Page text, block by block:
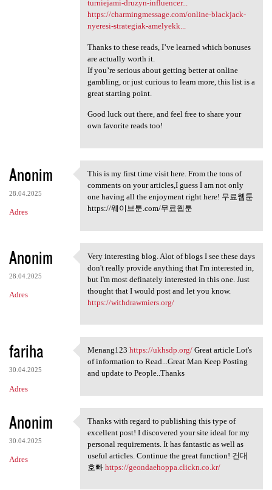
turniejami-druzyn-influencer...
https://charmingmessage.com/online-blackjack-
nyeresi-strategiak-amelyekk...
Thanks to these reads, I’ve learned which bonuses
are actually worth it.
If you’re serious about getting better at online
gambling, or just curious to learn more, this list is a
great starting point.
Good luck out there, and feel free to share your
own favorite reads too!
Anonim
28.04.2025
Adres
This is my first time visit
This is my first time visit here. From the tons of
comments on your articles,I guess I am not only
one having all the enjoyment right here! 무료웹툰
https://웨이브툰.com/무료웹툰
Anonim
28.04.2025
Adres
Very interesting blog. Alot
Very interesting blog. Alot of blogs I see these days
don't really provide anything that I'm interested in,
but I'm most definately interested in this one. Just
thought that I would post and let you know.
https://withdrawmiers.org/
fariha
30.04.2025
Adres
Menang123 https://ukhsdp.org/
Menang123 https://ukhsdp.org/Great article Lot's
of information to Read...Great Man Keep Posting
and update to People..Thanks
Anonim
30.04.2025
Adres
Thanks with regard to
Thanks with regard to publishing this type of
excellent post! I discovered your site ideal for my
personal requirements. It has fantastic as well as
useful articles. Continue the great function! 건대
호빠 https://geondaehoppa.clickn.co.kr/